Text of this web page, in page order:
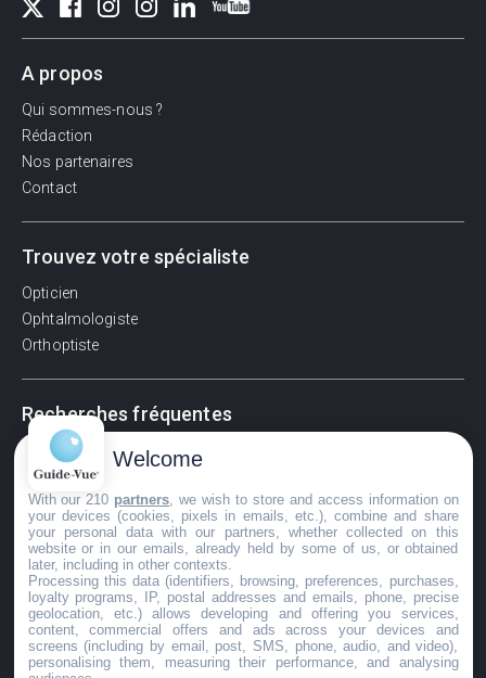
A propos
Qui sommes-nous ?
Rédaction
Nos partenaires
Contact
Trouvez votre spécialiste
Opticien
Ophtalmologiste
Orthoptiste
Recherches fréquentes
Pathologies adultes
Signes d'une urgence ophtalmologique
La vision
Acuité visuelle
Myosis / mydriase
Œdème oculaire
©GuideVue2024
Welcome
With our 210 partners , we wish to store and access information on
your devices (cookies, pixels in emails, etc.), combine and share
your personal data with our partners, whether collected on this
website or in our emails, already held by some of us, or obtained
later, including in other contexts.
Processing this data (identifiers, browsing, preferences, purchases,
loyalty programs, IP, postal addresses and emails, phone, precise
geolocation, etc.) allows developing and offering you services,
content, commercial offers and ads across your devices and
screens (including by email, post, SMS, phone, audio, and video),
personalising them, measuring their performance, and analysing